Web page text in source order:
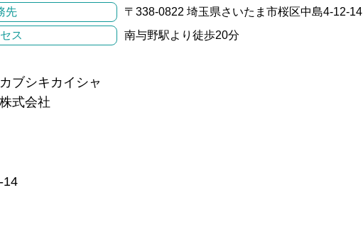
先
〒338-0822 埼玉県さいたま市桜区中島4-12-14
ス
南与野駅より徒歩20分
ブシキカイシャ
式会社
14